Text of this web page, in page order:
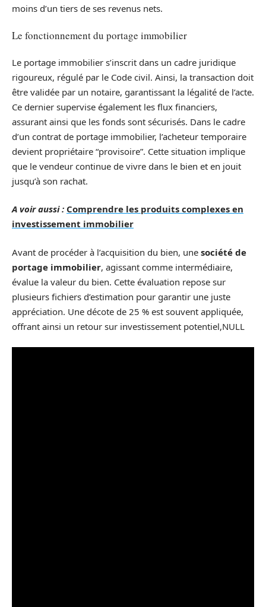
moins d’un tiers de ses revenus nets.
Le fonctionnement du portage immobilier
Le portage immobilier s’inscrit dans un cadre juridique
rigoureux, régulé par le Code civil. Ainsi, la transaction doit
être validée par un notaire, garantissant la légalité de l’acte.
Ce dernier supervise également les flux financiers,
assurant ainsi que les fonds sont sécurisés. Dans le cadre
d’un contrat de portage immobilier, l’acheteur temporaire
devient propriétaire “provisoire”. Cette situation implique
que le vendeur continue de vivre dans le bien et en jouit
jusqu’à son rachat.
A voir aussi : Comprendre les produits complexes en
investissement immobilier
Avant de procéder à l’acquisition du bien, une société de
portage immobilier, agissant comme intermédiaire,
évalue la valeur du bien. Cette évaluation repose sur
plusieurs fichiers d’estimation pour garantir une juste
appréciation. Une décote de 25 % est souvent appliquée,
offrant ainsi un retour sur investissement potentiel,NULL